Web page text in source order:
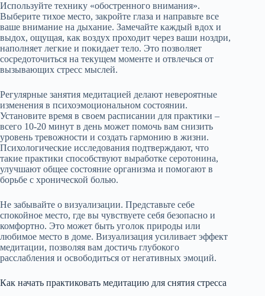
Используйте технику «обостренного внимания».
Выберите тихое место, закройте глаза и направьте все
ваше внимание на дыхание. Замечайте каждый вдох и
выдох, ощущая, как воздух проходит через ваши ноздри,
наполняет легкие и покидает тело. Это позволяет
сосредоточиться на текущем моменте и отвлечься от
вызывающих стресс мыслей.
Регулярные занятия медитацией делают невероятные
изменения в психоэмоциональном состоянии.
Установите время в своем расписании для практики –
всего 10-20 минут в день может помочь вам снизить
уровень тревожности и создать гармонию в жизни.
Психологические исследования подтверждают, что
такие практики способствуют выработке серотонина,
улучшают общее состояние организма и помогают в
борьбе с хронической болью.
Не забывайте о визуализации. Представьте себе
спокойное место, где вы чувствуете себя безопасно и
комфортно. Это может быть уголок природы или
любимое место в доме. Визуализация усиливает эффект
медитации, позволяя вам достичь глубокого
расслабления и освободиться от негативных эмоций.
Как начать практиковать медитацию для снятия стресса